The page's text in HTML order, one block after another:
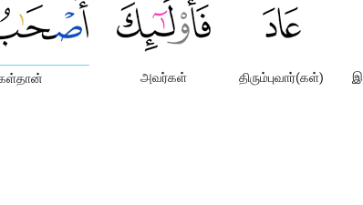
திரும்புவார்(கள்)
அவர்கள்